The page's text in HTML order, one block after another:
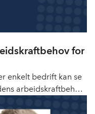
for
enkelt bedrift kan se
arbeidskraftbehov